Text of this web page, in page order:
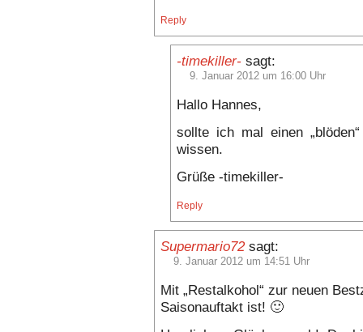
Reply
-timekiller- sagt:
9. Januar 2012 um 16:00 Uhr
Hallo Hannes,
sollte ich mal einen
wissen.
Grüße -timekiller-
Reply
Supermario72 sagt:
9. Januar 2012 um 14:51 Uhr
Mit „Restalkohol“ zur neuen
Saisonauftakt ist! 🙂